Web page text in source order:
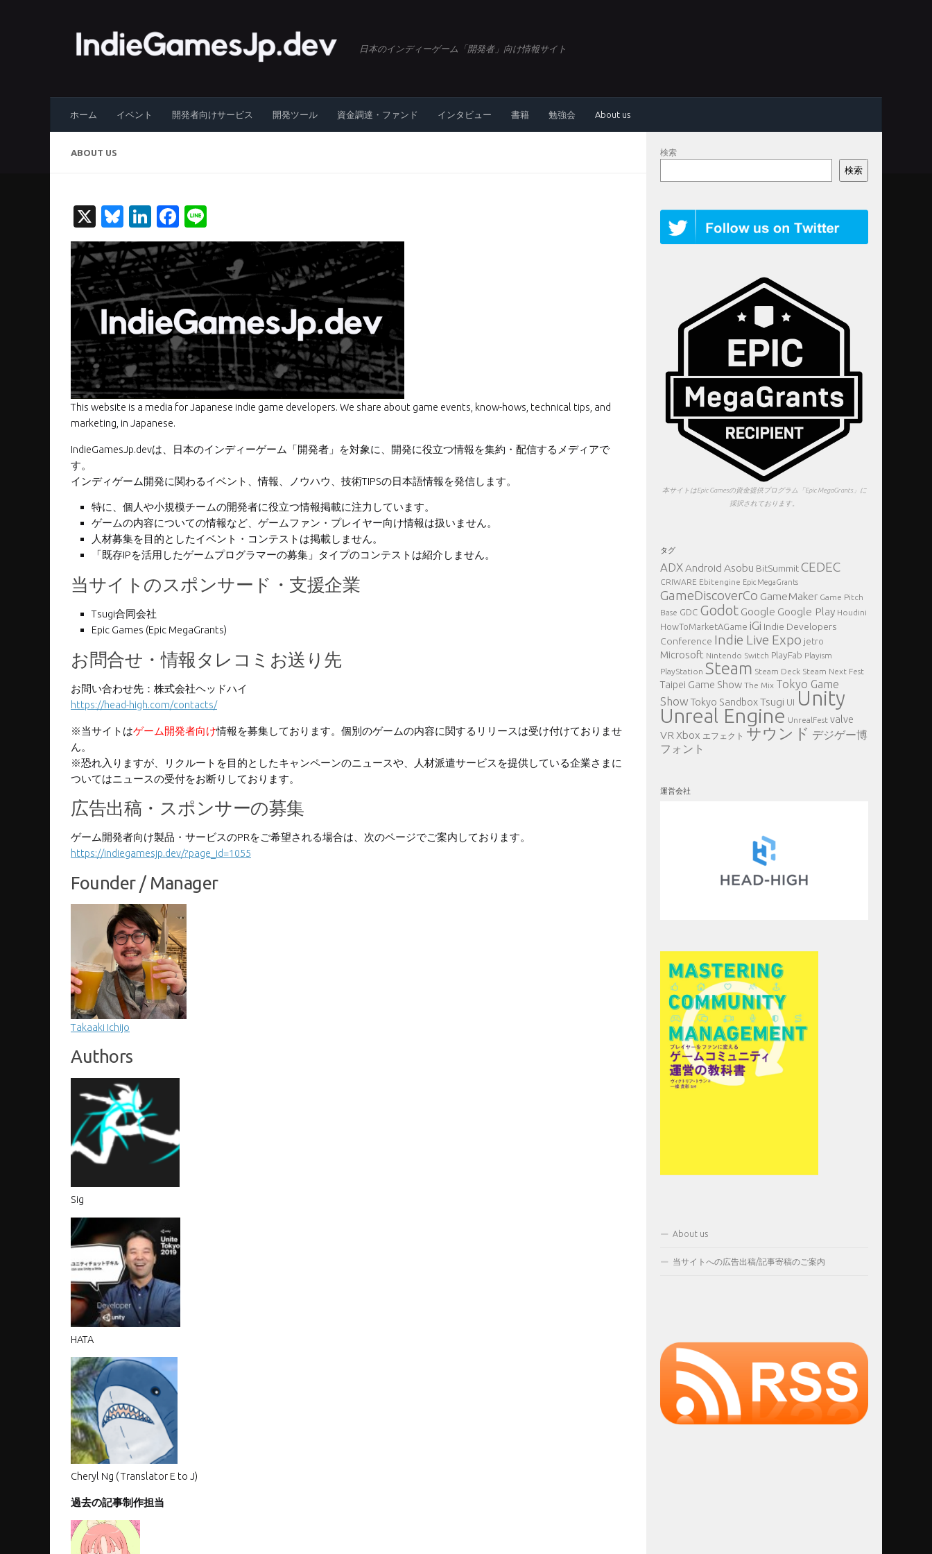
日本のインディーゲーム「開発者」向け情報サイト
ホーム イベント 開発者向けサービス 開発ツール 資金調達・ファンド インタビュー 書籍 勉強会 About us
ABOUT US
X Bluesky
LinkedIn
Facebook
This website is a media for Japanese indie game developers. We share about game events, know-hows, technical tips, and
marketing, in Japanese.
IndieGamesJp.devは、日本のインディーゲーム「開発者」を対象に、開発に役立つ情報を集約・配信するメディアで
す。
インディゲーム開発に関わるイベント、情報、ノウハウ、技術TIPSの日本語情報を発信します。
特に、個人や小規模チームの開発者に役立つ情報掲載に注力しています。
ゲームの内容についての情報など、ゲームファン・プレイヤー向け情報は扱いません。
人材募集を目的としたイベント・コンテストは掲載しません。
「既存IPを活用したゲームプログラマーの募集」タイプのコンテストは紹介しません。
当サイトのスポンサード・支援企業
Tsugi合同会社
Epic Games (Epic MegaGrants)
お問合せ・情報タレコミお送り先
お問い合わせ先：株式会社ヘッドハイ
https://head-high.com/contacts/
※当サイトはゲーム開発者向け情報を募集しております。個別のゲームの内容に関するリリースは受け付けておりませ
ん。
※恐れ入りますが、リクルートを目的としたキャンペーンのニュースや、人材派遣サービスを提供している企業さまに
ついてはニュースの受付をお断りしております。
広告出稿・スポンサーの募集
ゲーム開発者向け製品・サービスのPRをご希望される場合は、次のページでご案内しております。
https://indiegamesjp.dev/?page_id=1055
Founder / Manager
Takaaki Ichijo
Authors
Sig
HATA
Cheryl Ng ( Translator E to J)
過去の記事制作担当
検索
検索
本サイトはEpic Gamesの資金提供プログラム「Epic MegaGrants」に
採択されております。
タグ
ADX Android Asobu BitSummitCEDEC
CRIWARE Ebitengine Epic MegaGrants
GameDiscoverCo GameMaker Game Pitch
Base GDC Godot Google Google Play Houdini
HowToMarketAGame iGi Indie Developers
Conference Indie Live Expo jetro
Microsoft Nintendo Switch PlayFab Playism
PlayStation Steam Steam Deck Steam Next Fest
Taipei Game Show The Mix Tokyo Game
Show Tokyo SandboxTsugi UI Unity
Unreal Engine UnrealFest valve
VR Xbox エフェクト サウンド デジゲー博
フォント
運営会社
About us
当サイトへの広告出稿/記事寄稿のご案内